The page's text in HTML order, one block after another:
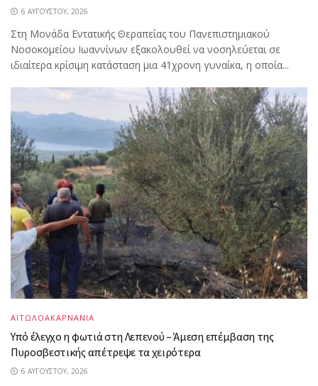
6 ΑΥΓΟΎΣΤΟΥ, 2026
Στη Μονάδα Εντατικής Θεραπείας του Πανεπιστημιακού
Νοσοκομείου Ιωαννίνων εξακολουθεί να νοσηλεύεται σε
ιδιαίτερα κρίσιμη κατάσταση μια 41χρονη γυναίκα, η οποία...
ΑΙΤΩΛΟΑΚΑΡΝΑΝΙΑ
Υπό έλεγχο η φωτιά στη Λεπενού – Άμεση επέμβαση της
Πυροσβεστικής απέτρεψε τα χειρότερα
6 ΑΥΓΟΎΣΤΟΥ, 2026